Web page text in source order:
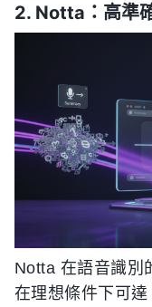
2. Notta：高準
Notta 在語音識別
在理想條件下可